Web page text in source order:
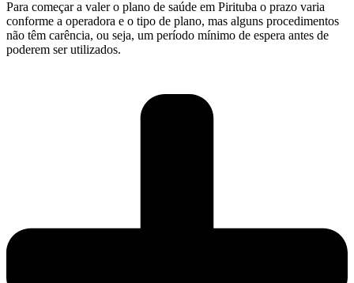
Para começar a valer o plano de saúde em Pirituba o prazo varia
conforme a operadora e o tipo de plano, mas alguns procedimentos
não têm carência, ou seja, um período mínimo de espera antes de
poderem ser utilizados.